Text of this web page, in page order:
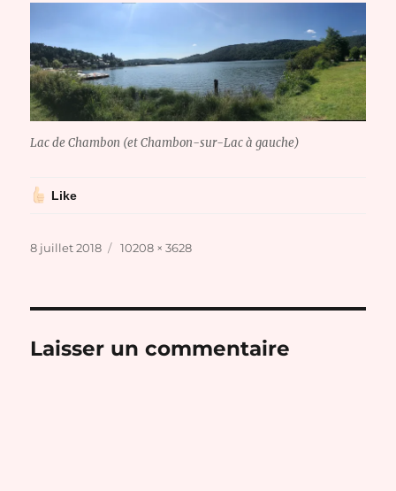
Lac de Chambon (et Chambon-sur-Lac à gauche)
Like
Publié
8 juillet 2018
Taille
10208 × 3628
Laisser un commentaire